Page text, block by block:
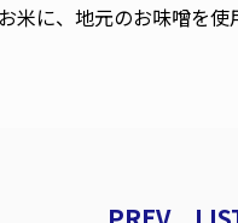
に、地元のお味噌を